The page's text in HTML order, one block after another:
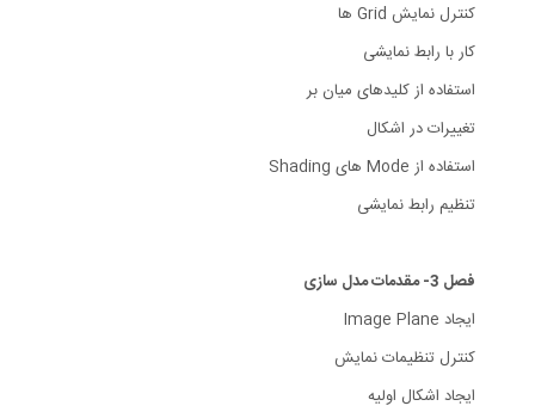
کنترل نمایش Grid ها
کار با رابط نمایشی
استفاده از کلیدهای میان بر
تغییرات در اشکال
استفاده از Mode های Shading
تنظیم رابط نمایشی
فصل 3- مقدمات مدل سازی
ایجاد Image Plane
کنترل تنظیمات نمایش
ایجاد اشکال اولیه